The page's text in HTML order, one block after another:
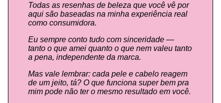
Todas as resenhas de beleza que você vê por
aqui são baseadas na minha experiência real
como consumidora.
Eu sempre conto tudo com sinceridade —
tanto o que amei quanto o que nem valeu tanto
a pena, independente da marca.
Mas vale lembrar: cada pele e cabelo reagem
de um jeito, tá? O que funciona super bem pra
mim pode não ter o mesmo resultado em você.